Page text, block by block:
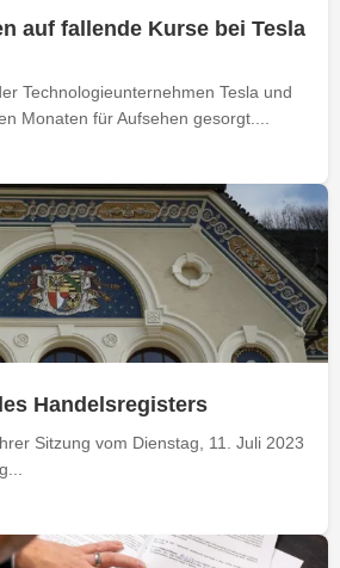
auf fallende Kurse bei Tesla
Technologieunternehmen Tesla und
Monaten für Aufsehen gesorgt....
Handelsregisters
Sitzung vom Dienstag, 11. Juli 2023